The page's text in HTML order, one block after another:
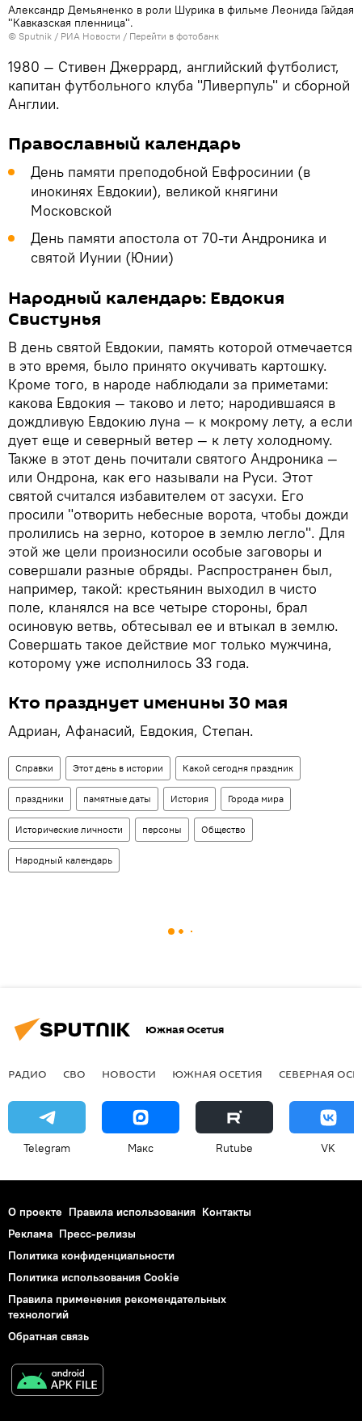
Александр Демьяненко в роли Шурика в фильме Леонида Гайдая
"Кавказская пленница".
© Sputnik / РИА Новости / Перейти в фотобанк
1980 — Стивен Джеррард, английский футболист,
капитан футбольного клуба "Ливерпуль" и сборной
Англии.
Православный календарь
День памяти преподобной Евфросинии (в
инокинях Евдокии), великой княгини
Московской
День памяти апостола от 70-ти Андроника и
святой Иунии (Юнии)
Народный календарь: Евдокия
Свистунья
В день святой Евдокии, память которой отмечается
в это время, было принято окучивать картошку.
Кроме того, в народе наблюдали за приметами:
какова Евдокия — таково и лето; народившаяся в
дождливую Евдокию луна — к мокрому лету, а если
дует еще и северный ветер — к лету холодному.
Также в этот день почитали святого Андроника —
или Ондрона, как его называли на Руси. Этот
святой считался избавителем от засухи. Его
просили "отворить небесные ворота, чтобы дожди
пролились на зерно, которое в землю легло". Для
этой же цели произносили особые заговоры и
совершали разные обряды. Распространен был,
например, такой: крестьянин выходил в чисто
поле, кланялся на все четыре стороны, брал
осиновую ветвь, обтесывал ее и втыкал в землю.
Совершать такое действие мог только мужчина,
которому уже исполнилось 33 года.
Кто празднует именины 30 мая
Адриан, Афанасий, Евдокия, Степан.
Справки Этот день в истории Какой сегодня праздник
праздники памятные даты История Города мира
Исторические личности персоны Общество
Народный календарь
Южная Осетия
РАДИО СВО НОВОСТИ ЮЖНАЯ ОСЕТИЯ СЕВЕРНАЯ
Telegram Макс Rutube VK
О проекте Правила использования Контакты
Реклама Пресс-релизы
Политика конфиденциальности
Политика использования Cookie
Правила применения рекомендательных
технологий
Обратная связь